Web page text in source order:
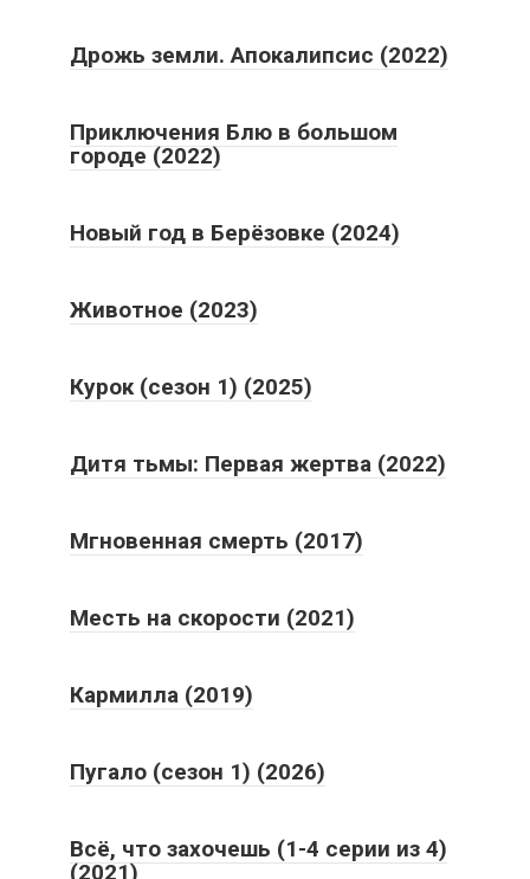
Дрожь земли. Апокалипсис (2022)
Приключения Блю в большом
городе (2022)
Новый год в Берёзовке (2024)
Животное (2023)
Курок (сезон 1) (2025)
Дитя тьмы: Первая жертва (2022)
Мгновенная смерть (2017)
Месть на скорости (2021)
Кармилла (2019)
Пугало (сезон 1) (2026)
Всё, что захочешь (1-4 серии из 4)
(2021)